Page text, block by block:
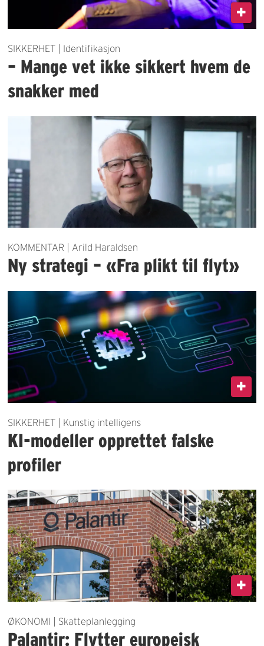
SIKKERHET | Identifikasjon
– Mange vet ikke sikkert hvem de
snakker med
KOMMENTAR | Arild Haraldsen
Ny strategi – «Fra plikt til flyt»
SIKKERHET | Kunstig intelligens
KI-modeller opprettet falske
profiler
ØKONOMI | Skatteplanlegging
Palantir: Flytter europeisk